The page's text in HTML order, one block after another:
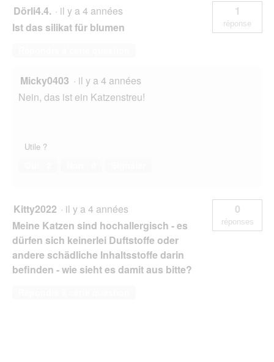
Dörli4.4. · il y a 4 années
Ist das silikat für blumen
1
réponse
Micky0403 · il y a 4 années
Nein, das ist ein Katzenstreu!
Utile ?
Kitty2022 · il y a 4 années
Meine Katzen sind hochallergisch - es
dürfen sich keinerlei Duftstoffe oder
andere schädliche Inhaltsstoffe darin
befinden - wie sieht es damit aus bitte?
0
réponses